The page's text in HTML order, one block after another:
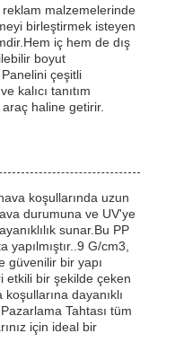
reklam malzemelerinde
birleştirmek isteyen
iç hem de dış
boyut
çeşitli
kalıcı tanıtım
haline getirir.
koşullarında uzun
durumuna ve UV'ye
sunar.Bu PP
yapılmıştır..9 G/cm3,
güvenilir bir yapı
etkili bir şekilde çeken
dayanıklı
Tahtası tüm
için ideal bir